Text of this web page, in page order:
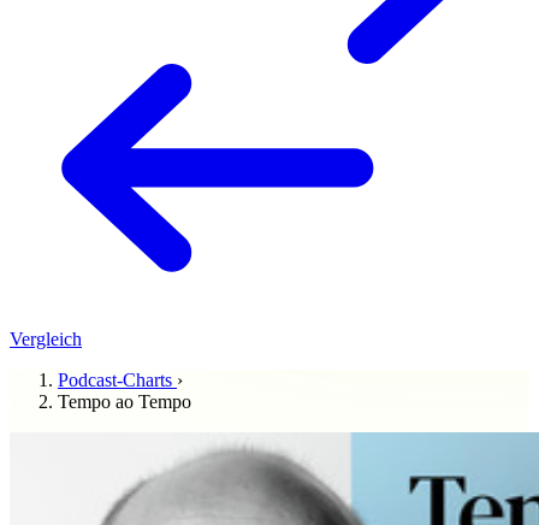
Vergleich
Podcast-Charts ›
Tempo ao Tempo